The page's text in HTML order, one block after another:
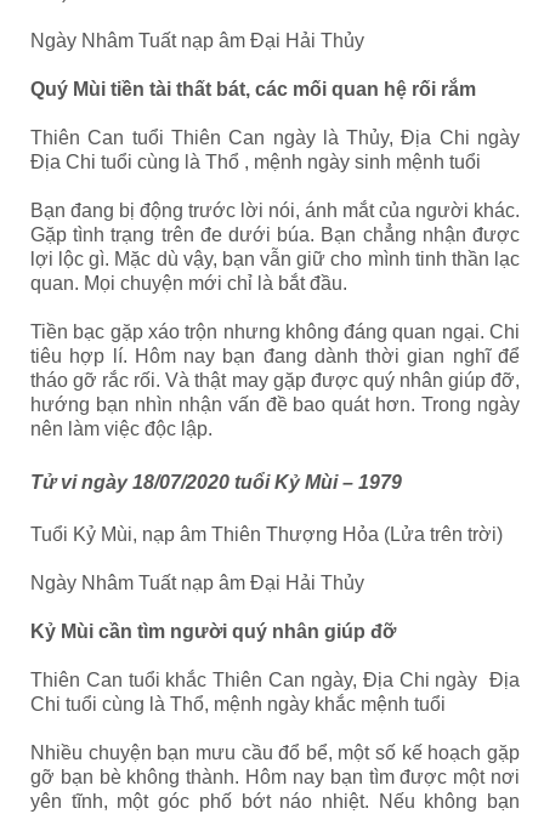
Ngày Nhâm Tuất nạp âm Đại Hải Thủy
Quý Mùi tiền tài thất bát, các mối quan hệ rối rắm
Thiên Can tuổi Thiên Can ngày là Thủy, Địa Chi ngày
Địa Chi tuổi cùng là Thổ , mệnh ngày sinh mệnh tuổi
Bạn đang bị động trước lời nói, ánh mắt của người khác.
Gặp tình trạng trên đe dưới búa. Bạn chẳng nhận được
lợi lộc gì. Mặc dù vậy, bạn vẫn giữ cho mình tinh thần lạc
quan. Mọi chuyện mới chỉ là bắt đầu.
Tiền bạc gặp xáo trộn nhưng không đáng quan ngại. Chi
tiêu hợp lí. Hôm nay bạn đang dành thời gian nghĩ để
tháo gỡ rắc rối. Và thật may gặp được quý nhân giúp đỡ,
hướng bạn nhìn nhận vấn đề bao quát hơn. Trong ngày
nên làm việc độc lập.
Tử vi ngày 18/07/2020 tuổi Kỷ Mùi – 1979
Tuổi Kỷ Mùi, nạp âm Thiên Thượng Hỏa (Lửa trên trời)
Ngày Nhâm Tuất nạp âm Đại Hải Thủy
Kỷ Mùi cần tìm người quý nhân giúp đỡ
Thiên Can tuổi khắc Thiên Can ngày, Địa Chi ngày Địa
Chi tuổi cùng là Thổ, mệnh ngày khắc mệnh tuổi
Nhiều chuyện bạn mưu cầu đổ bể, một số kế hoạch gặp
gỡ bạn bè không thành. Hôm nay bạn tìm được một nơi
yên tĩnh, một góc phố bớt náo nhiệt. Nếu không bạn